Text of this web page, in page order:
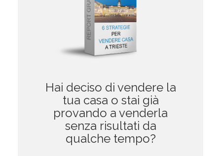
Hai deciso di vendere la
tua casa o stai già
provando a venderla
senza risultati da
qualche tempo?